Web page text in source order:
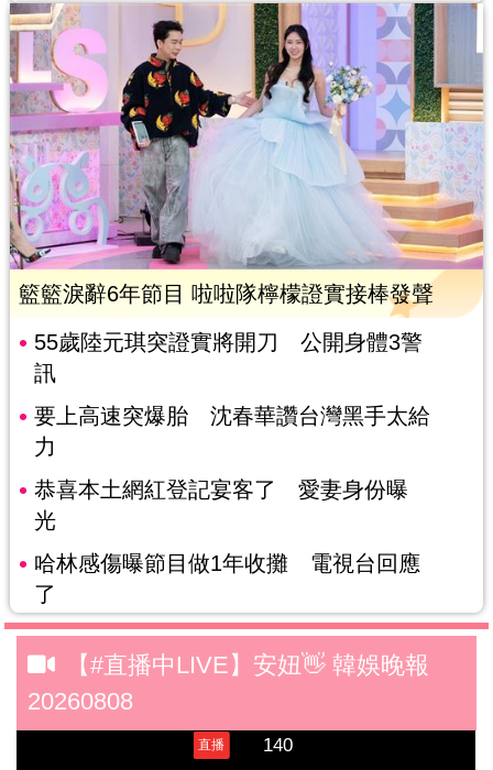
籃籃淚辭6年節目 啦啦隊檸檬證實接棒發聲
55歲陸元琪突證實將開刀 公開身體3警
訊
要上高速突爆胎 沈春華讚台灣黑手太給
力
恭喜本土網紅登記宴客了 愛妻身份曝
光
哈林感傷曝節目做1年收攤 電視台回應
了
【#直播中LIVE】安妞👋 韓娛晚報
20260808